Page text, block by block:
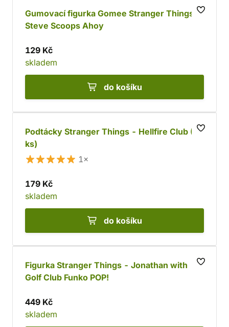
Gumovací figurka Gomee Stranger Things -
Steve Scoops Ahoy
129 Kč
skladem
do košíku
Podtácky Stranger Things - Hellfire Club (4
ks)
1×
179 Kč
skladem
do košíku
Figurka Stranger Things - Jonathan with
Golf Club Funko POP!
449 Kč
skladem